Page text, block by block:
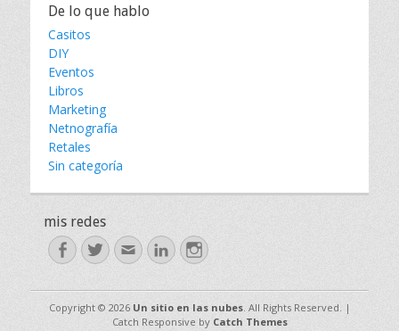
De lo que hablo
Casitos
DIY
Eventos
Libros
Marketing
Netnografía
Retales
Sin categoría
mis redes
FacebookTwitterEmail LinkedInInstagram
Copyright © 2026 Un sitio en las nubes. All Rights Reserved. |
Catch Responsive by Catch Themes